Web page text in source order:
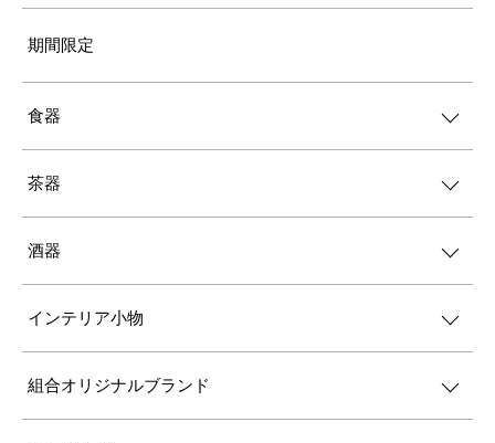
期間限定
食器
茶器
酒器
インテリア小物
組合オリジナルブランド